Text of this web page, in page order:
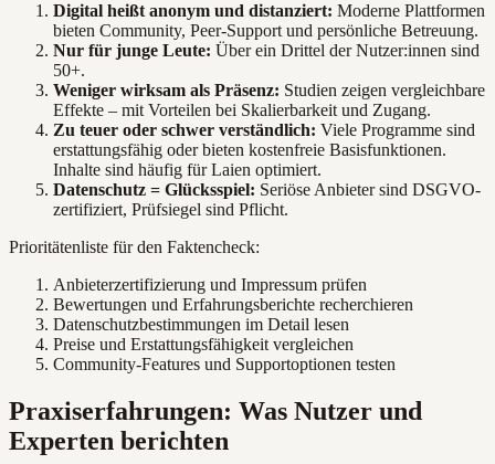
Digital heißt anonym und distanziert: Moderne Plattformen
bieten Community, Peer-Support und persönliche Betreuung.
Nur für junge Leute: Über ein Drittel der Nutzer:innen sind
50+.
Weniger wirksam als Präsenz: Studien zeigen vergleichbare
Effekte – mit Vorteilen bei Skalierbarkeit und Zugang.
Zu teuer oder schwer verständlich: Viele Programme sind
erstattungsfähig oder bieten kostenfreie Basisfunktionen.
Inhalte sind häufig für Laien optimiert.
Datenschutz = Glücksspiel: Seriöse Anbieter sind DSGVO-
zertifiziert, Prüfsiegel sind Pflicht.
Prioritätenliste für den Faktencheck:
Anbieterzertifizierung und Impressum prüfen
Bewertungen und Erfahrungsberichte recherchieren
Datenschutzbestimmungen im Detail lesen
Preise und Erstattungsfähigkeit vergleichen
Community-Features und Supportoptionen testen
Praxiserfahrungen: Was Nutzer und
Experten berichten